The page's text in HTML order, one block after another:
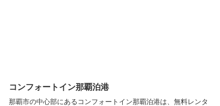
コンフォートイン那覇泊港
那覇市の中心部にあるコンフォートイン那覇泊港は、無料レンタ